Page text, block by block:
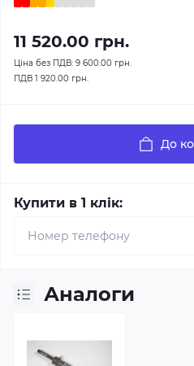
11 520.00 грн.
Ціна без ПДВ: 9 600.00 грн.
ПДВ 1 920.00 грн.
До
Купити в 1 клік:
Аналоги